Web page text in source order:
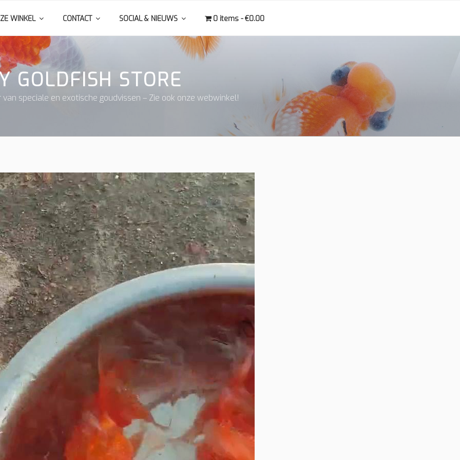
GOLDFISH STORE
van speciale en exotische goudvissen – Zie ook onze webwinkel!
WINKEL CONTACT SOCIAL & NIEUWS 0 items €0.00